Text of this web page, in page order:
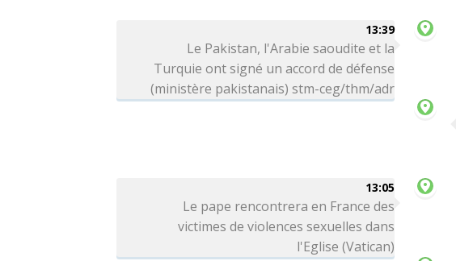
13:39
Le Pakistan, l'Arabie saoudite et la
Turquie ont signé un accord de défense
(ministère pakistanais) stm-ceg/thm/adr
13:05
Le pape rencontrera en France des
victimes de violences sexuelles dans
l'Eglise (Vatican)